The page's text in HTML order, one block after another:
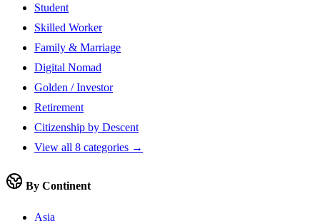
Student
Skilled Worker
Family & Marriage
Digital Nomad
Golden / Investor
Retirement
Citizenship by Descent
View all 8 categories →
By Continent
Asia